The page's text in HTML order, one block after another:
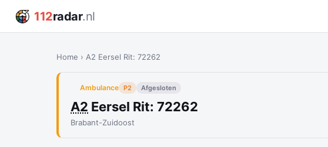
112radar.nl
Home › A2 Eersel Rit: 72262
Ambulance P2 Afgesloten
A2 Eersel Rit: 72262
Brabant-Zuidoost